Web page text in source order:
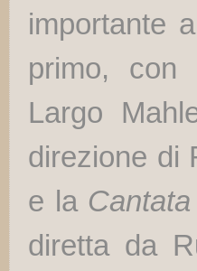
importante
primo,
Largo
direzione di
e la
diretta da